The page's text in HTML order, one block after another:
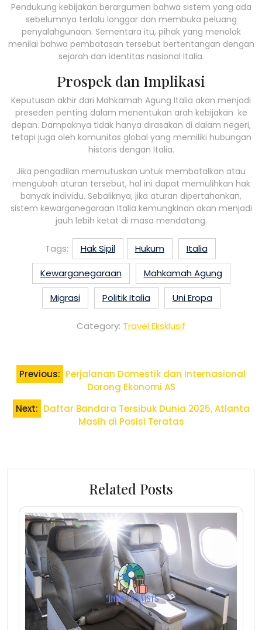
Pendukung kebijakan berargumen bahwa sistem yang ada
sebelumnya terlalu longgar dan membuka peluang
penyalahgunaan. Sementara itu, pihak yang menolak
menilai bahwa pembatasan tersebut bertentangan dengan
sejarah dan identitas nasional Italia.
Prospek dan Implikasi
Keputusan akhir dari Mahkamah Agung Italia akan menjadi
preseden penting dalam menentukan arah kebijakan ke
depan. Dampaknya tidak hanya dirasakan di dalam negeri,
tetapi juga oleh komunitas global yang memiliki hubungan
historis dengan Italia.
Jika pengadilan memutuskan untuk membatalkan atau
mengubah aturan tersebut, hal ini dapat memulihkan hak
banyak individu. Sebaliknya, jika aturan dipertahankan,
sistem kewarganegaraan Italia kemungkinan akan menjadi
jauh lebih ketat di masa mendatang.
Tags: Hak Sipil Hukum
Italia
Kewarganegaraan
Mahkamah Agung
Migrasi
Politik Italia Uni Eropa
Category: Travel Eksklusif
Post
navigation
Previous: Perjalanan Domestik dan Internasional
Dorong Ekonomi AS
Next: Daftar Bandara Tersibuk Dunia 2025, Atlanta
Masih di Posisi Teratas
Related Posts